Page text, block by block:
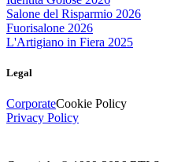
Salone del Risparmio 2026
Fuorisalone 2026
L'Artigiano in Fiera 2025
Legal
CorporateCookie Policy
Privacy Policy